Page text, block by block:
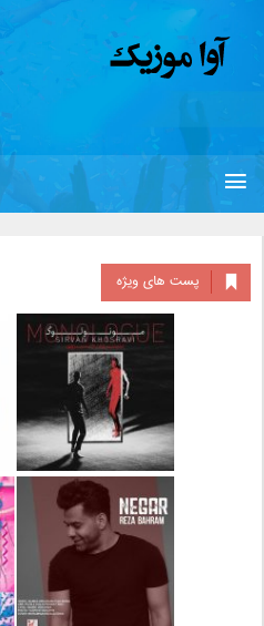
پست های ویژه
دانلود آلبوم جدید سیروان
خسروی بنام مونولوگ